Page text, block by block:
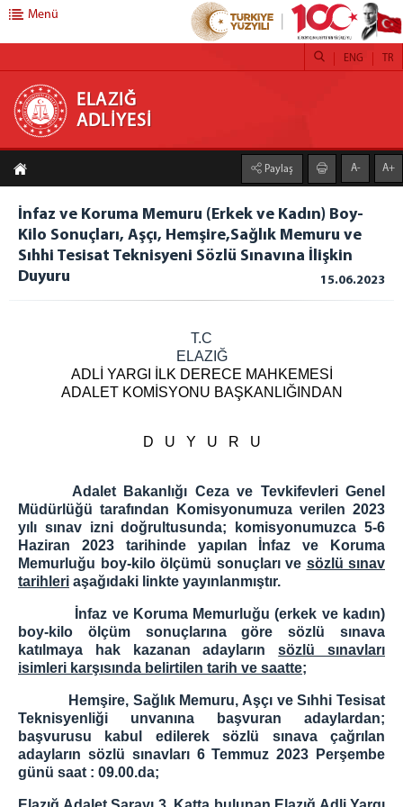
ELAZIĞ ADLİYESİ
ANASAYFA
ADLİYEMİZ
Elazığ Adliyesi
İcra Dairesi
Denetimli Serbestlik Müdürlüğü
Mülhakat Adliyeler
Maden Adliyesi
Palu Adliyesi
Karakoçan Adliyesi
Elazığ E Tipi Kapalı C.İ.K.
Elazığ T Tipi Kapalı C.İ.K.
Elazığ 1 Nolu Yüksek Güvenlikli C.İ.K.
Elazığ 2 Nolu Yüksek Güvenlikli C.İ.K.
Elazığ R Tipi Kapalı C.İ.K.
Elazığ Kampüs Açık C.İ.K.
Elazığ Çocuk Eğitimevi Müdürlüğü
Sivrice Açık Ceza İnfaz Kurumu
Yemek Listesi
BAŞSAVCILIK
Cumhuriyet Başsavcısı
Cumhuriyet Başsavcı Vekili
Menü
ELAZIĞ
ADLİYESİ
TR
ENG
Paylaş A- A+
İnfaz ve Koruma Memuru (Erkek ve Kadın) Boy-
Kilo Sonuçları, Aşçı, Hemşire,Sağlık Memuru ve
Sıhhi Tesisat Teknisyeni Sözlü Sınavına İlişkin
Duyuru
15.06.2023
T.C
ELAZIĞ
ADLİ YARGI İLK DERECE MAHKEMESİ
ADALET KOMİSYONU BAŞKANLIĞINDAN
D U Y U R U
Adalet Bakanlığı Ceza ve Tevkifevleri Genel
Müdürlüğü tarafından Komisyonumuza verilen 2023
yılı sınav izni doğrultusunda; komisyonumuzca 5-6
Haziran 2023 tarihinde yapılan İnfaz ve Koruma
Memurluğu boy-kilo ölçümü sonuçları ve sözlü sınav
tarihleri aşağıdaki linkte yayınlanmıştır.
İnfaz ve Koruma Memurluğu (erkek ve kadın)
boy-kilo ölçüm sonuçlarına göre sözlü sınava
katılmaya hak kazanan adaylarınsözlü sınavları
isimleri karşısında belirtilen tarih ve saatte;
Hemşire, Sağlık Memuru, Aşçı ve Sıhhi Tesisat
Teknisyenliği unvanına başvuran adaylardan;
başvurusu kabul edilerek sözlü sınava çağrılan
adayların sözlü sınavları 6 Temmuz 2023 Perşembe
günü saat : 09.00.da;